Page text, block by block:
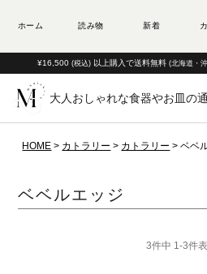
¥16,500 (税込) 以上購入で送料無料 (北海道・
大人おしゃれな食器やお皿の
HOME カトラリー カトラリー ベベ
ベベルエッジ
3件中 1-3件